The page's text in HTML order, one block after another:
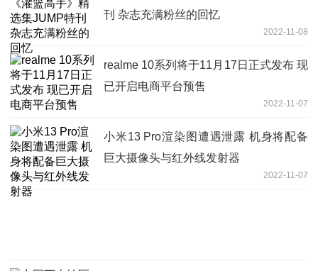
刊 杂志充满粉丝的回忆
2022-11-08
realme 10系列将于11月17日正式发布 现
已开启电商平台预售
2022-11-07
小米13 Pro渲染图遭遇泄露 机身将配备
巨大摄像头与红外线发射器
2022-11-07